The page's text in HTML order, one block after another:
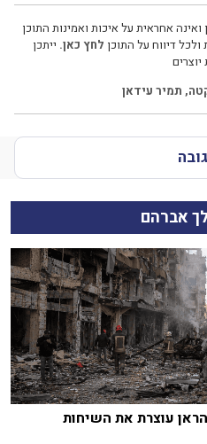
אחראית על איכות ואמינות התוכן
דיווח על התוכן לחץ כאן. ייתכן
, תמיר עידאן
אברהם
עוצרת את השיחות